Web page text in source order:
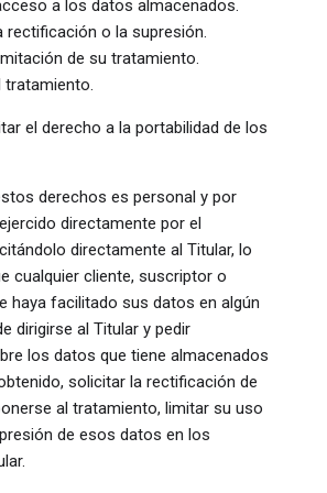
a los datos almacenados.
rectificación o la supresión.
de su tratamiento.
tratamiento.
el derecho a la portabilidad de los
derechos es personal y por
directamente por el
directamente al Titular, lo
cualquier cliente, suscriptor o
haya facilitado sus datos en algún
dirigirse al Titular y pedir
los datos que tiene almacenados
solicitar la rectificación de
al tratamiento, limitar su uso
de esos datos en los